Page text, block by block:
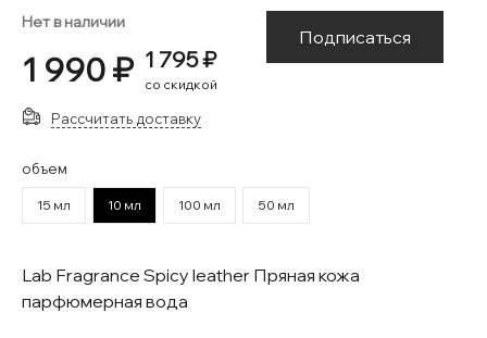
Нет в наличии
1 990 ₽ 1 795 ₽
со скидкой
Подписаться
Рассчитать доставку
объем
15 мл 10 мл 100 мл 50 мл
Lab Fragrance Spicy leather Пряная кожа
парфюмерная вода